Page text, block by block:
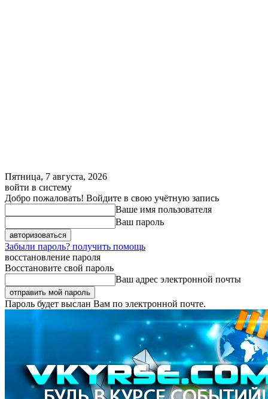
Пятница, 7 августа, 2026
войти в систему
Добро пожаловать! Войдите в свою учётную запись
Ваше имя пользователя
Ваш пароль
Забыли пароль? получить помощь
восстановление пароля
Восстановите свой пароль
Ваш адрес электронной почты
Пароль будет выслан Вам по электронной почте.